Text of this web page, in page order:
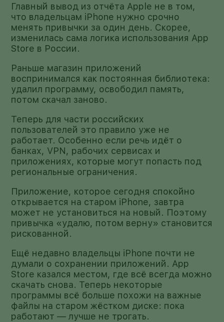
Главный вывод из отчёта Apple не в том,
что владельцам iPhone нужно срочно
менять привычки за один день. Скорее,
изменилась сама логика использования App
Store в России.
Раньше магазин приложений
воспринимался как постоянная библиотека:
удалил программу, освободил память,
потом скачал заново.
Теперь для части российских
пользователей это правило уже не
работает. Особенно если речь идёт о
банках, VPN, рабочих сервисах и
приложениях, которые могут попасть под
региональные ограничения.
Приложение, которое сегодня спокойно
открывается на старом iPhone, завтра
может не установиться на новый. Поэтому
привычка «удалю, потом верну» становится
рискованной.
Ещё недавно владельцы iPhone почти не
думали о сохранении приложений. App
Store казался местом, где всё всегда можно
скачать снова. Теперь некоторые
программы всё больше похожи на важные
файлы на старом жёстком диске: пока
работают — лучше не трогать.